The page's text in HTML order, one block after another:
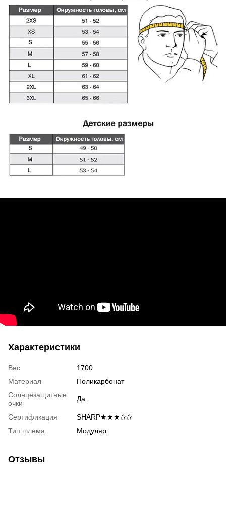
Характеристики
Вес
1700
Материал
Поликарбонат
Солнцезащитные
очки
Да
Сертификация
SHARP★★★✩✩
Тип шлема
Модуляр
Отзывы